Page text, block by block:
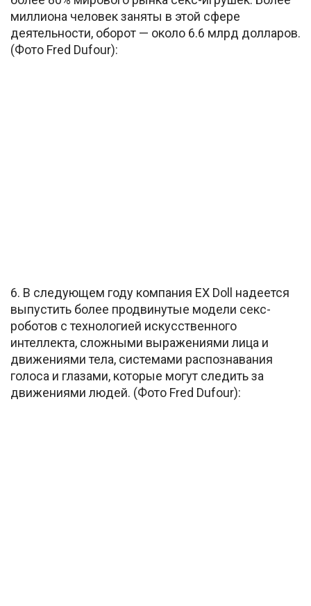
миллиона человек заняты в этой сфере
деятельности, оборот — около 6.6 млрд долларов.
(Фото Fred Dufour):
6. В следующем году компания EX Doll надеется
выпустить более продвинутые модели секс-
роботов с технологией искусственного
интеллекта, сложными выражениями лица и
движениями тела, системами распознавания
голоса и глазами, которые могут следить за
движениями людей. (Фото Fred Dufour):